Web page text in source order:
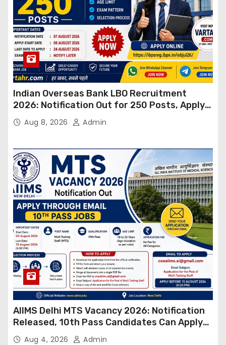
Indian Overseas Bank LBO Recruitment
2026: Notification Out for 250 Posts, Apply
OnlineAug 8, 2026 Admin
AIIMS Delhi MTS Vacancy 2026: Notification
Released, 10th Pass Candidates Can Apply
Through Email
Aug 4, 2026 Admin